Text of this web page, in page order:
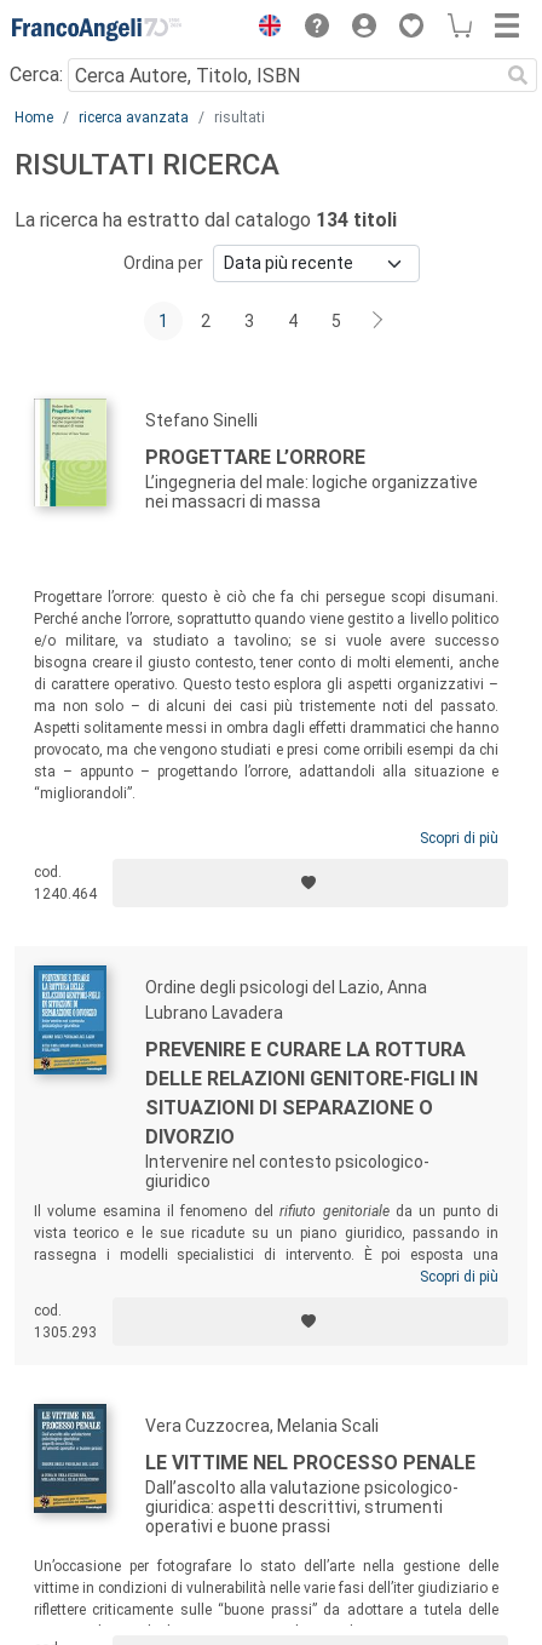
Menu
Cerca:
Main content
Home ricerca avanzata risultati
RISULTATI RICERCA
La ricerca ha estratto dal catalogo 134 titoli
Ordina per
1 2 3 4 5
Stefano Sinelli
PROGETTARE L’ORRORE
L’ingegneria del male: logiche organizzative
nei massacri di massa
Progettare l’orrore: questo è ciò che fa chi persegue scopi disumani.
Perché anche l’orrore, soprattutto quando viene gestito a livello politico
e/o militare, va studiato a tavolino; se si vuole avere successo
bisogna creare il giusto contesto, tener conto di molti elementi, anche
di carattere operativo. Questo testo esplora gli aspetti organizzativi –
ma non solo – di alcuni dei casi più tristemente noti del passato.
Aspetti solitamente messi in ombra dagli effetti drammatici che hanno
provocato, ma che vengono studiati e presi come orribili esempi da chi
sta – appunto – progettando l’orrore, adattandoli alla situazione e
“migliorandoli”.
Scopri di più
cod.
1240.464
Ordine degli psicologi del Lazio, Anna
Lubrano Lavadera
PREVENIRE E CURARE LA ROTTURA
DELLE RELAZIONI GENITORE-FIGLI IN
SITUAZIONI DI SEPARAZIONE O
DIVORZIO
Intervenire nel contesto psicologico-
giuridico
Il volume esamina il fenomeno delrifiuto genitorialeda un punto di
vista teorico e le sue ricadute su un piano giuridico, passando in
rassegna i modelli specialistici di intervento. È poi esposta una
proposta di intervento a partire da un’esperienza di collaborazione tra
Ordinario di Roma. L’obiettivo è di proporre buone prassi specialistiche
per intervenire nei casi di
Scopri di più
cod.
1305.293
Vera Cuzzocrea, Melania Scali
LE VITTIME NEL PROCESSO PENALE
Dall’ascolto alla valutazione psicologico-
giuridica: aspetti descrittivi, strumenti
operativi e buone prassi
Un’occasione per fotografare lo stato dell’arte nella gestione delle
vittime in condizioni di vulnerabilità nelle varie fasi dell’iter giudiziario e
riflettere criticamente sulle “buone prassi” da adottare a tutela delle